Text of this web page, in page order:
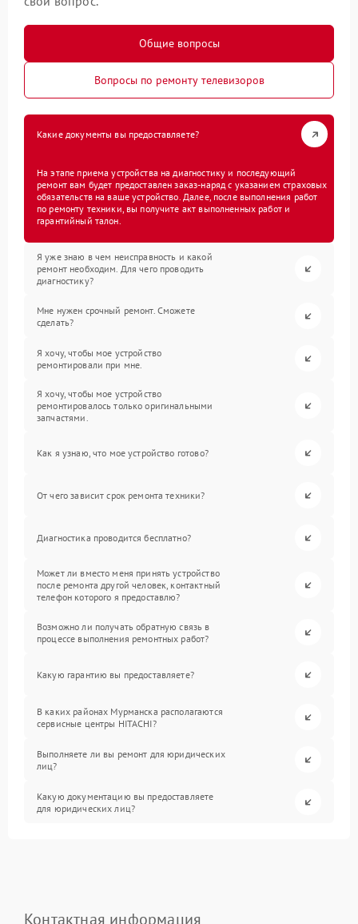
Общие вопросы
Вопросы по ремонту телевизоров
Какие документы вы предоставляете?
На этапе приема устройства на диагностику и последующий
ремонт вам будет предоставлен заказ-наряд с указанием страховых
обязательств на ваше устройство. Далее, после выполнения работ
по ремонту техники, вы получите акт выполненных работ и
гарантийный талон.
Я уже знаю в чем неисправность и какой
ремонт необходим. Для чего проводить
диагностику?
Мне нужен срочный ремонт. Сможете
сделать?
Я хочу, чтобы мое устройство
ремонтировали при мне.
Я хочу, чтобы мое устройство
ремонтировалось только оригинальными
запчастями.
Как я узнаю, что мое устройство готово?
От чего зависит срок ремонта техники?
Диагностика проводится бесплатно?
Может ли вместо меня принять устройство
после ремонта другой человек, контактный
телефон которого я предоставлю?
Возможно ли получать обратную связь в
процессе выполнения ремонтных работ?
Какую гарантию вы предоставляете?
В каких районах Мурманска располагаются
сервисные центры HITACHI?
Выполняете ли вы ремонт для юридических
лиц?
Какую документацию вы предоставляете
для юридических лиц?
Контактная информация